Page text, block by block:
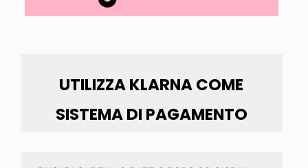
UTILIZZA KLARNA COME
SISTEMA DI PAGAMENTO